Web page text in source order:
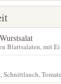
Blattsalaten, mit
Schnittlauch,